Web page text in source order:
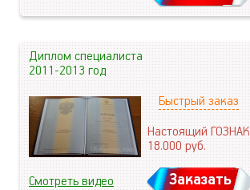
Диплом специалиста
2011-2013 год
Быстрый заказ
Настоящий ГОЗНАК
18.000руб.
Смотреть видео Заказать